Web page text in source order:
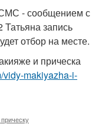
- сообщением с
запись
отбор на месте.
и прическа
vidy-makiyazha-i-